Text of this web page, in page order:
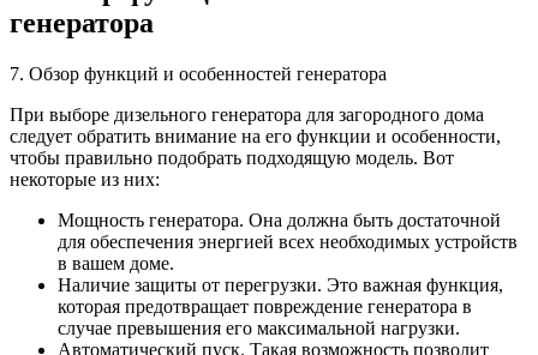
генератора
7. Обзор функций и особенностей генератора
При выборе дизельного генератора для загородного дома
следует обратить внимание на его функции и особенности,
чтобы правильно подобрать подходящую модель. Вот
некоторые из них:
Мощность генератора. Она должна быть достаточной
для обеспечения энергией всех необходимых устройств
в вашем доме.
Наличие защиты от перегрузки. Это важная функция,
которая предотвращает повреждение генератора в
случае превышения его максимальной нагрузки.
Автоматический пуск. Такая возможность позволит